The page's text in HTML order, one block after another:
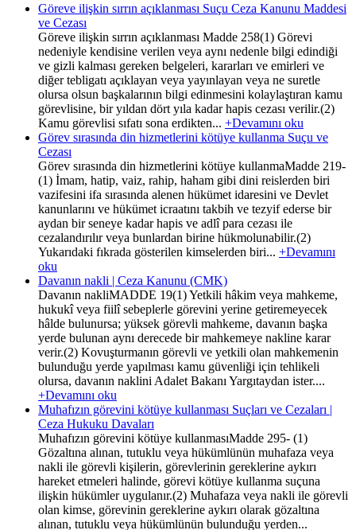
Göreve ilişkin sırrın açıklanması Suçu Ceza Kanunu Maddesi
ve Cezası
Göreve ilişkin sırrın açıklanması Madde 258(1) Görevi
nedeniyle kendisine verilen veya aynı nedenle bilgi edindiği
ve gizli kalması gereken belgeleri, kararları ve emirleri ve
diğer tebligatı açıklayan veya yayınlayan veya ne suretle
olursa olsun başkalarının bilgi edinmesini kolaylaştıran kamu
görevlisine, bir yıldan dört yıla kadar hapis cezası verilir.(2)
Kamu görevlisi sıfatı sona erdikten... +Devamını oku
Görev sırasında din hizmetlerini kötüye kullanma Suçu ve
Cezası
Görev sırasında din hizmetlerini kötüye kullanmaMadde 219-
(1) İmam, hatip, vaiz, rahip, haham gibi dini reislerden biri
vazifesini ifa sırasında alenen hükümet idaresini ve Devlet
kanunlarını ve hükümet icraatını takbih ve tezyif ederse bir
aydan bir seneye kadar hapis ve adlî para cezası ile
cezalandırılır veya bunlardan birine hükmolunabilir.(2)
Yukarıdaki fıkrada gösterilen kimselerden biri... +Devamını
oku
Davanın nakli | Ceza Kanunu (CMK)
Davanın nakliMADDE 19(1) Yetkili hâkim veya mahkeme,
hukukî veya fiilî sebeplerle görevini yerine getiremeyecek
hâlde bulunursa; yüksek görevli mahkeme, davanın başka
yerde bulunan aynı derecede bir mahkemeye nakline karar
verir.(2) Kovuşturmanın görevli ve yetkili olan mahkemenin
bulunduğu yerde yapılması kamu güvenliği için tehlikeli
olursa, davanın naklini Adalet Bakanı Yargıtaydan ister....
+Devamını oku
Muhafızın görevini kötüye kullanması Suçları ve Cezaları |
Ceza Hukuku Davaları
Muhafızın görevini kötüye kullanmasıMadde 295- (1)
Gözaltına alınan, tutuklu veya hükümlünün muhafaza veya
nakli ile görevli kişilerin, görevlerinin gereklerine aykırı
hareket etmeleri halinde, görevi kötüye kullanma suçuna
ilişkin hükümler uygulanır.(2) Muhafaza veya nakli ile görevli
olan kimse, görevinin gereklerine aykırı olarak gözaltına
alınan, tutuklu veya hükümlünün bulunduğu yerden...